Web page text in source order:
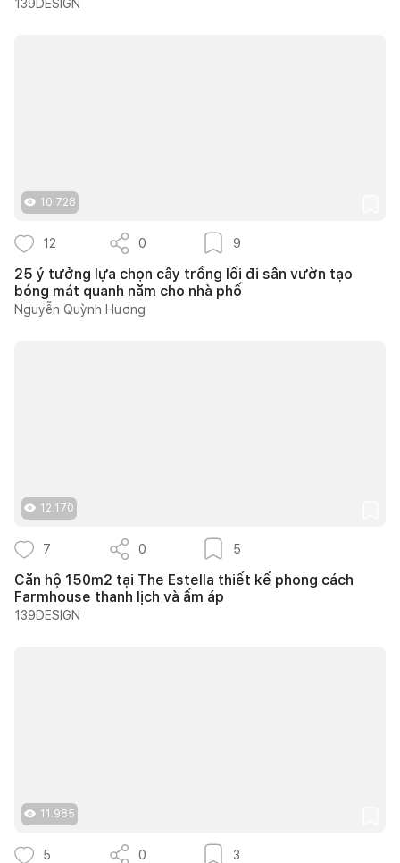
139DESIGN
10.728
12 0 9
25 ý tưởng lựa chọn cây trồng lối đi sân vườn tạo
bóng mát quanh năm cho nhà phố
Nguyễn Quỳnh Hương
12.170
7 0 5
Căn hộ 150m2 tại The Estella thiết kế phong cách
Farmhouse thanh lịch và ấm áp
139DESIGN
11.985
5 0 3